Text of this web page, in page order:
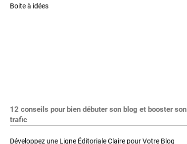
Boite à idées
12 conseils pour bien débuter son blog et booster son
trafic
Développez une Ligne Éditoriale Claire pour Votre Blog